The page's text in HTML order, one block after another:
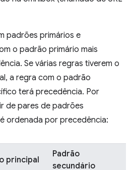
padrões primários e
o padrão primário mais
Se várias regras tiverem o
a regra com o padrão
terá precedência. Por
de pares de padrões
ordenada por precedência:
principal
Padrão
secundário